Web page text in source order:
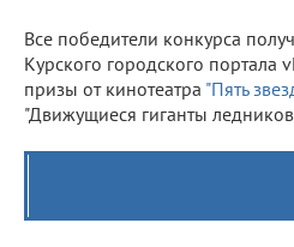
Все победители конкурса
Курского городского портала
призы от кинотеатра "Пять
"Движущиеся гиганты